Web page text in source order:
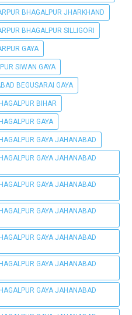
BHAGALPUR JHARKHAND
BHAGALPUR SILLIGORI
GAYA
SIWAN GAYA
BEGUSARAI GAYA
BIHAR
GAYA
GAYA JAHANABAD
GAYA JAHANABAD
GAYA JAHANABAD
GAYA JAHANABAD
GAYA JAHANABAD
GAYA JAHANABAD
GAYA JAHANABAD